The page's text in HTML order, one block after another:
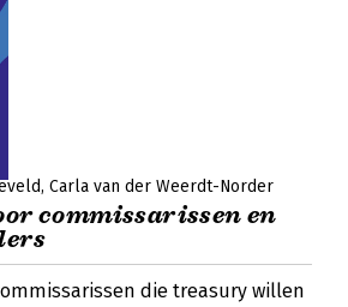
Carla van der Weerdt-Norder
commissarissen en
die treasury willen